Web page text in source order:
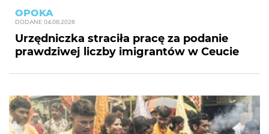
OPOKA
DODANE 04.08.2026
Urzędniczka straciła pracę za podanie
prawdziwej liczby imigrantów w Ceucie